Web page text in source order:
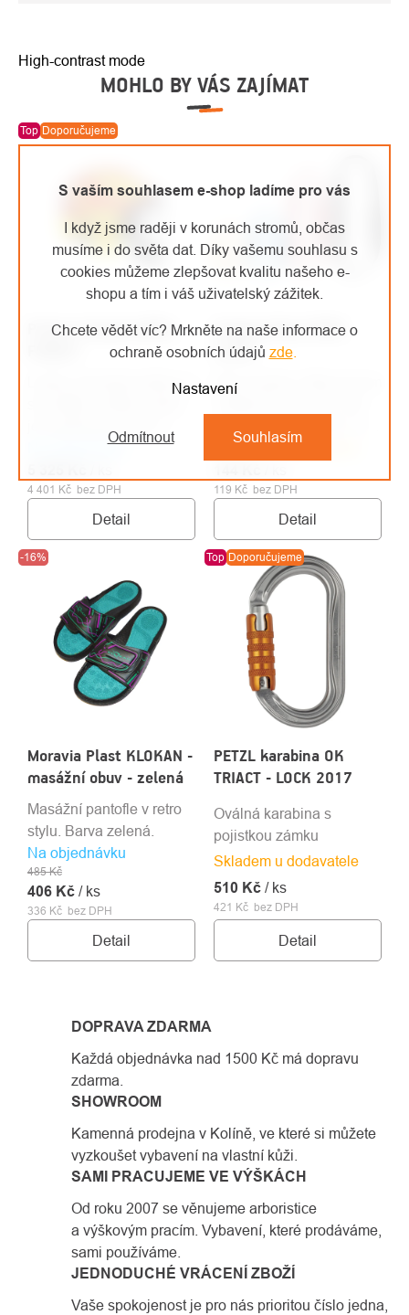
S vaším souhlasem e-shop ladíme pro vás
I když jsme raději v korunách stromů, občas
musíme i do světa dat. Díky vašemu souhlasu s
cookies můžeme zlepšovat kvalitu našeho e-
shopu a tím i váš uživatelský zážitek.
Chcete vědět víc? Mrkněte na naše informace o
ochraně osobních údajů zde.
Nastavení
Odmítnout Souhlasím
High-contrast mode
MOHLO BY VÁS ZAJÍMAT
Top Doporučujeme
Protos Integral přilba
Na objednávku
4 401 Kč bez DPH
Detail
Lehká, pohodlná přilba se
lese a práce s motorovou
Singing Rock OPEN
SLING
119 Kč bez DPH
Detail
Šitá smyčka / šířka 20 mm
-16%
Moravia Plast KLOKAN -
masážní obuv - zelená
Na objednávku
336 Kč bez DPH
485 Kč
406 Kč / ks
Detail
Masážní pantofle v retro
stylu. Barva zelená.
Top Doporučujeme
PETZL karabina OK
TRIACT - LOCK 2017
Skladem u dodavatele
421 Kč bez DPH
510 Kč / ks
Detail
Oválná karabina s
pojistkou zámku
DOPRAVA ZDARMA
Každá objednávka nad 1500 Kč má dopravu
zdarma.
SHOWROOM
Kamenná prodejna v Kolíně, ve které si můžete
vyzkoušet vybavení na vlastní kůži.
SAMI PRACUJEME VE VÝŠKÁCH
Od roku 2007 se věnujeme arboristice
a výškovým pracím. Vybavení, které prodáváme,
sami používáme.
JEDNODUCHÉ VRÁCENÍ ZBOŽÍ
Vaše spokojenost je pro nás prioritou číslo jedna,